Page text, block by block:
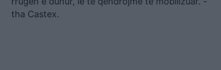
tha Castex.